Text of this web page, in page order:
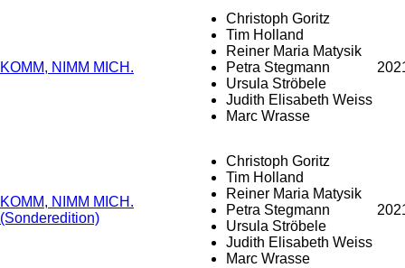
KOMM, NIMM MICH.
Christoph Goritz
Tim Holland
Reiner Maria Matysik
Petra Stegmann
Ursula Ströbele
Judith Elisabeth Weiss
Marc Wrasse
KOMM, NIMM MICH.
(Sonderedition)
Christoph Goritz
Tim Holland
Reiner Maria Matysik
Petra Stegmann
Ursula Ströbele
Judith Elisabeth Weiss
Marc Wrasse